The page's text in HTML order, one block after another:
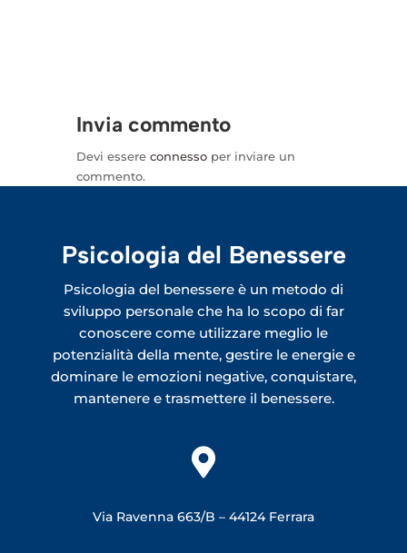
Invia commento
Devi essere connesso per inviare un
commento.
Psicologia del Benessere
Psicologia del benessere è un metodo di
sviluppo personale che ha lo scopo di far
conoscere come utilizzare meglio le
potenzialità della mente, gestire le energie e
dominare le emozioni negative, conquistare,
mantenere e trasmettere il benessere.

Via Ravenna 663/B – 44124 Ferrara